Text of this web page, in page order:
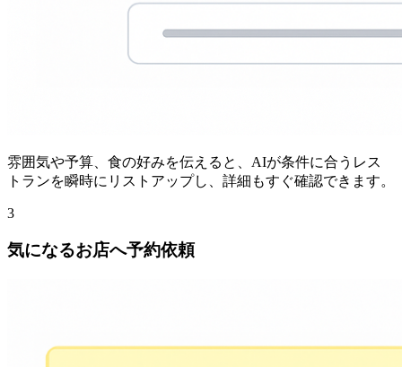
雰囲気や予算、食の好みを伝えると、AIが条件に合うレス
トランを瞬時にリストアップし、詳細もすぐ確認できます。
3
気になるお店へ予約依頼